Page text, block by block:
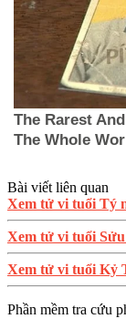
Bài viết liên quan
Xem tử vi tuổi Tý
Xem tử vi tuổi Sửu
Xem tử vi tuổi Kỷ
Phần mềm tra cứu